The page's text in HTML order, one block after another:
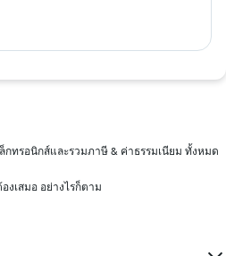
กทรอนิกส์และรวมภาษี & ค่าธรรมเนียม ทั้งหมด
งเสมอ อย่างไรก็ตาม